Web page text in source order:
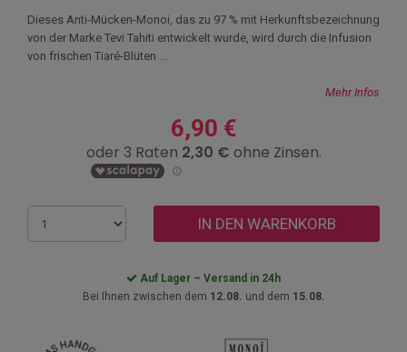
Dieses Anti-Mücken-Monoi, das zu 97 % mit Herkunftsbezeichnung
von der Marke Tevi Tahiti entwickelt wurde, wird durch die Infusion
von frischen Tiaré-Blüten ...
Mehr Infos
6,90 €
IN DEN WARENKORB
Auf Lager – Versand in 24h
Bei Ihnen zwischen dem 12.08. und dem 15.08.